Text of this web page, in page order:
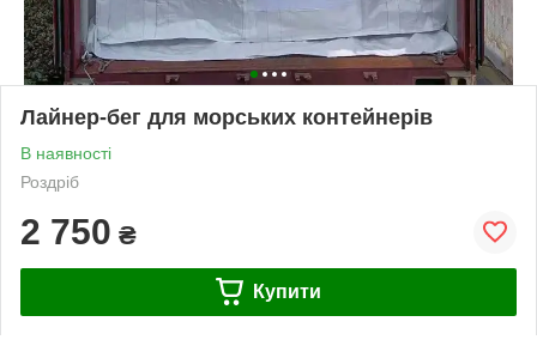
Лайнер-бег для морських контейнерів
В наявності
Роздріб
2 750 ₴
Купити